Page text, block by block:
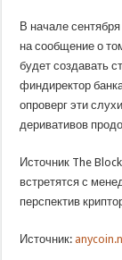
В начале
на сообщение о
будет создавать
финдиректор
опроверг эти
деривативов
Источник The
встретятся с
перспектив
Источник: